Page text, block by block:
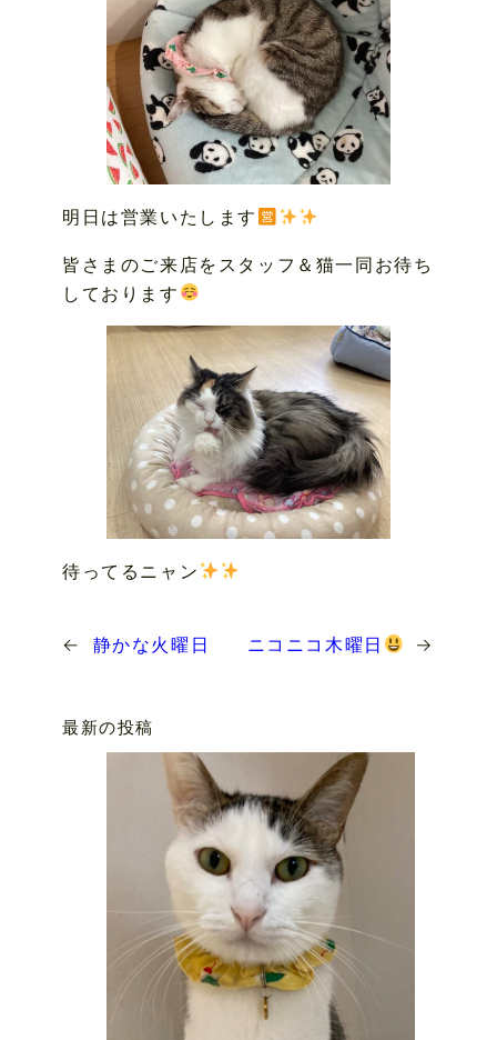
明日は営業いたします
皆さまのご来店をスタッフ＆猫一同お待ち
しております
待ってるニャン
← 静かな火曜日 ニコニコ木曜日 →
最新の投稿